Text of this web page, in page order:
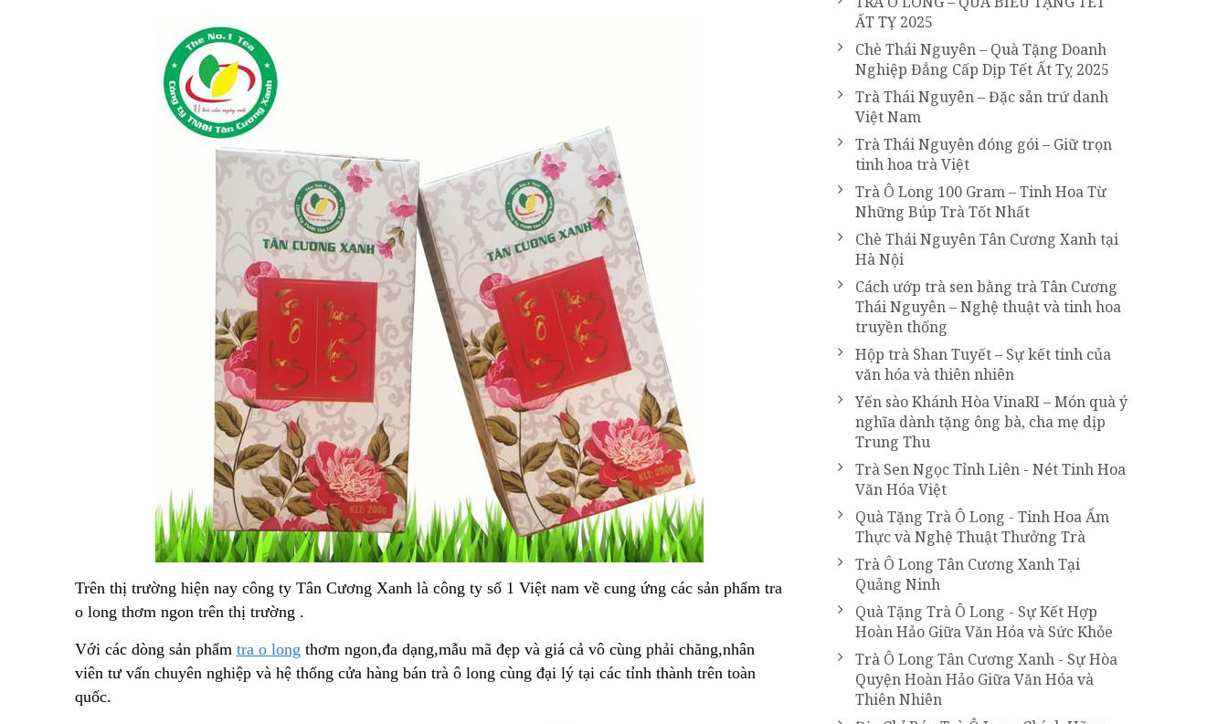
Trên thị trường hiện nay công ty Tân Cương Xanh là công ty số 1 Việt nam về cung ứng các sản phẩm tra
o long thơm ngon trên thị trường .
Với các dòng sản phẩm tra o long thơm ngon,đa dạng,mẫu mã đẹp và giá cả vô cùng phải chăng,nhân
viên tư vấn chuyên nghiệp và hệ thống cửa hàng bán trà ô long cùng đại lý tại các tỉnh thành trên toàn
quốc.
ẤT TỴ 2025
Chè Thái Nguyên – Quà Tặng Doanh
Nghiệp Đẳng Cấp Dịp Tết Ất Tỵ 2025
Trà Thái Nguyên – Đặc sản trứ danh
Việt Nam
Trà Thái Nguyên đóng gói – Giữ trọn
tinh hoa trà Việt
Trà Ô Long 100 Gram – Tinh Hoa Từ
Những Búp Trà Tốt Nhất
Chè Thái Nguyên Tân Cương Xanh tại
Hà Nội
Cách ướp trà sen bằng trà Tân Cương
Thái Nguyên – Nghệ thuật và tinh hoa
truyền thống
Hộp trà Shan Tuyết – Sự kết tinh của
văn hóa và thiên nhiên
Yến sào Khánh Hòa VinaRI – Món quà ý
nghĩa dành tặng ông bà, cha mẹ dịp
Trung Thu
Trà Sen Ngọc Tỉnh Liên - Nét Tinh Hoa
Văn Hóa Việt
Quà Tặng Trà Ô Long - Tinh Hoa Ẩm
Thực và Nghệ Thuật Thưởng Trà
Trà Ô Long Tân Cương Xanh Tại
Quảng Ninh
Quà Tặng Trà Ô Long - Sự Kết Hợp
Hoàn Hảo Giữa Văn Hóa và Sức Khỏe
Trà Ô Long Tân Cương Xanh - Sự Hòa
Quyện Hoàn Hảo Giữa Văn Hóa và
Thiên Nhiên